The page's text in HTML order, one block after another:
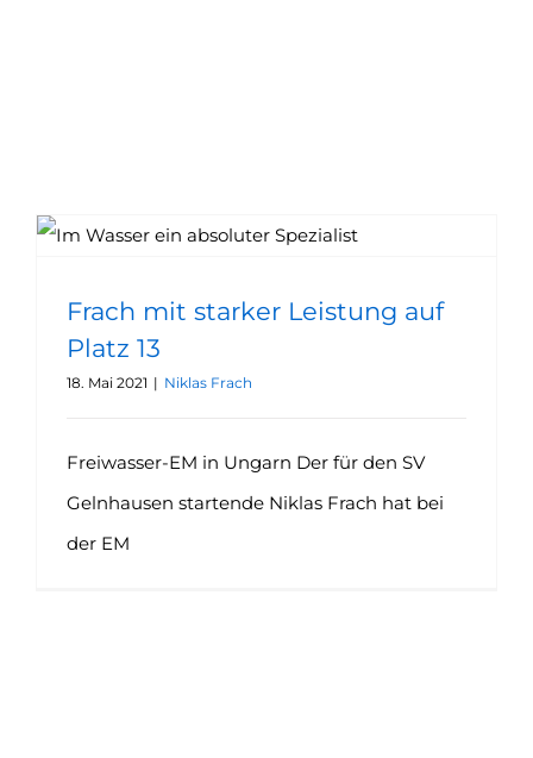
Frach mit starker Leistung auf
Platz 13
18. Mai 2021 | Niklas Frach
Freiwasser-EM in Ungarn Der für den SV
Gelnhausen startende Niklas Frach hat bei
der EM